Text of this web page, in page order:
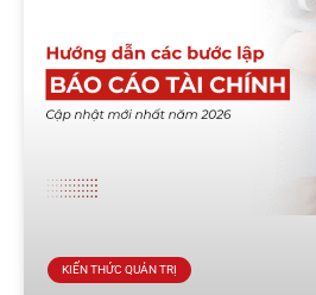
KIẾN THỨC QUẢN TRỊ